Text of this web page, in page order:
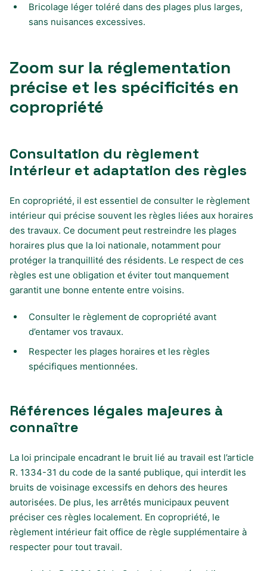
Bricolage léger toléré dans des plages plus larges,
sans nuisances excessives.
Zoom sur la réglementation
précise et les spécificités en
copropriété
Consultation du règlement
intérieur et adaptation des règles
En copropriété, il est essentiel de consulter le règlement
intérieur qui précise souvent les règles liées aux horaires
des travaux. Ce document peut restreindre les plages
horaires plus que la loi nationale, notamment pour
protéger la tranquillité des résidents. Le respect de ces
règles est une obligation et éviter tout manquement
garantit une bonne entente entre voisins.
Consulter le règlement de copropriété avant
d’entamer vos travaux.
Respecter les plages horaires et les règles
spécifiques mentionnées.
Références légales majeures à
connaître
La loi principale encadrant le bruit lié au travail est l’article
R. 1334-31 du code de la santé publique, qui interdit les
bruits de voisinage excessifs en dehors des heures
autorisées. De plus, les arrêtés municipaux peuvent
préciser ces règles localement. En copropriété, le
règlement intérieur fait office de règle supplémentaire à
respecter pour tout travail.